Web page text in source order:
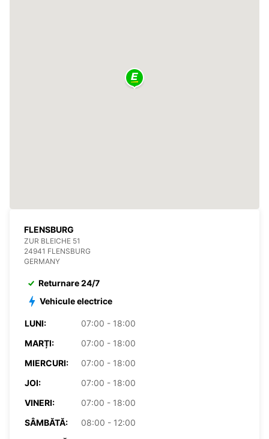
FLENSBURG
ZUR BLEICHE 51
24941 FLENSBURG
GERMANY
Returnare 24/7
Vehicule electrice
LUNI:
07:00 - 18:00
MARȚI:
07:00 - 18:00
MIERCURI:
07:00 - 18:00
JOI:
07:00 - 18:00
VINERI:
07:00 - 18:00
SÂMBĂTĂ:
08:00 - 12:00